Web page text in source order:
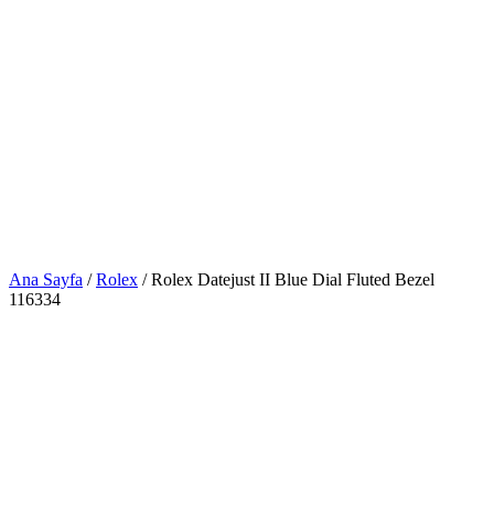
Ana Sayfa /Rolex / Rolex Datejust II Blue Dial Fluted Bezel
116334